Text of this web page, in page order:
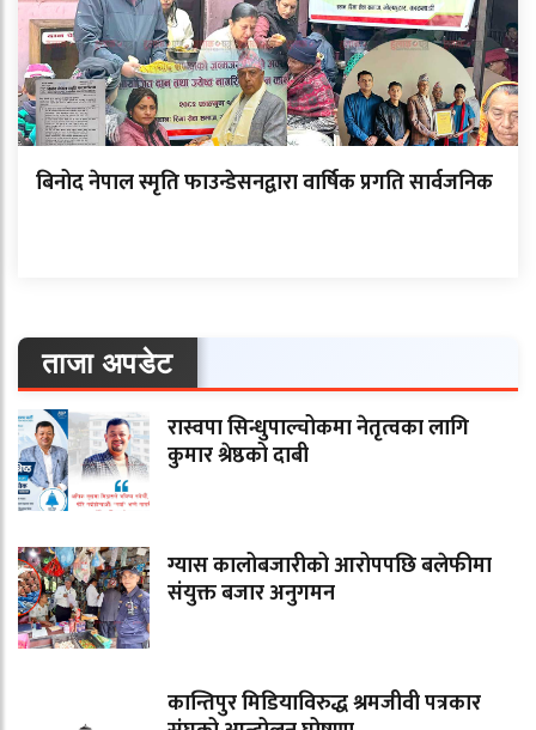
बिनोद नेपाल स्मृति फाउन्डेसनद्वारा वार्षिक प्रगति सार्वजनिक
ताजा अपडेट
रास्वपा सिन्धुपाल्चोकमा नेतृत्वका लागि
कुमार श्रेष्ठको दाबी
ग्यास कालोबजारीको आरोपपछि बलेफीमा
संयुक्त बजार अनुगमन
कान्तिपुर मिडियाविरुद्ध श्रमजीवी पत्रकार